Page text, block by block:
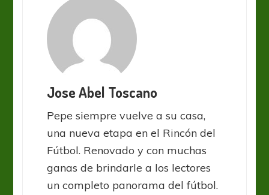
Jose Abel Toscano
Pepe siempre vuelve a su casa,
una nueva etapa en el Rincón del
Fútbol. Renovado y con muchas
ganas de brindarle a los lectores
un completo panorama del fútbol.